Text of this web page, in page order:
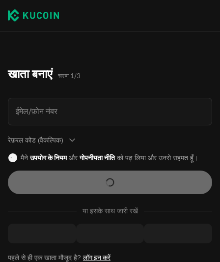
खाता बनाएं चरण 1/3
ईमेल/फ़ोन नंबर
रेफ़रल कोड (वैकल्पिक)
मैनेउपयोग के नियमऔरगोपनीयता नीतिको पढ़ लिया और उनसे सहमत हूँ।
या इसके साथ जारी रखें
पहले से ही एक खाता मौजूद है? लॉग इन करें